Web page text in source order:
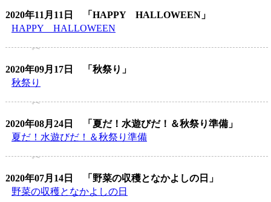
2020年11月11日
「HAPPY HALLOWEEN」
HAPPY HALLOWEEN
2020年09月17日
「秋祭り」
秋祭り
2020年08月24日
「夏だ！水遊びだ！＆秋祭り準備」
夏だ！水遊びだ！＆秋祭り準備
2020年07月14日
「野菜の収穫となかよしの日」
野菜の収穫となかよしの日